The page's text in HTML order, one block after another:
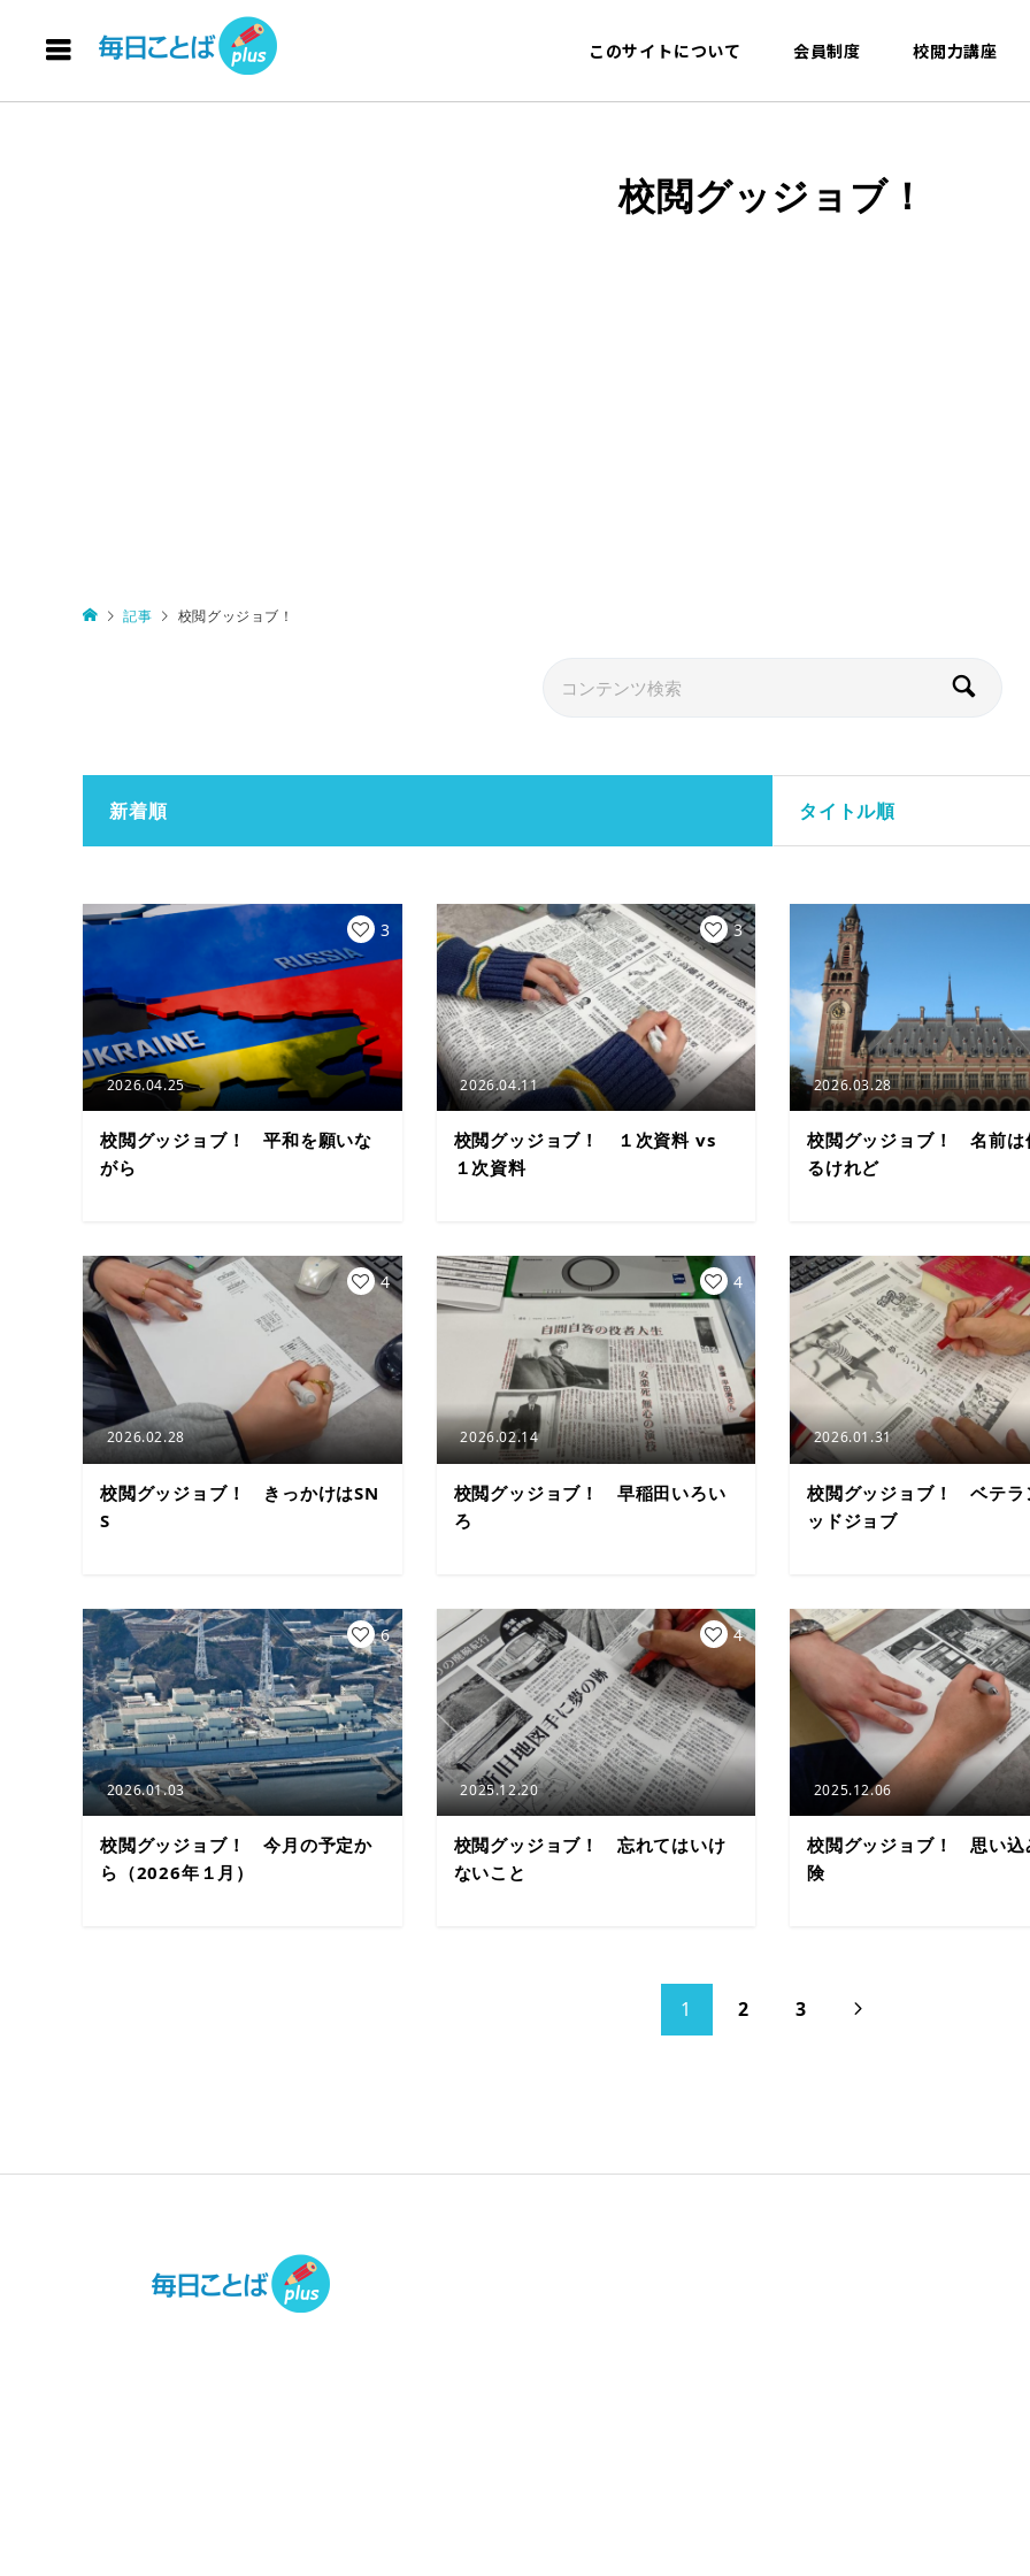
このサイトについて 会員制度 校閲力講座
校閲グッジョブ！
記事 校閲グッジョブ！
新着順 タイトル順
2026.04.25
校閲グッジョブ！ 平和を願いな
がら
3
2026.04.11
校閲グッジョブ！ １次資料 vs
１次資料
3
2026.03.28
校閲グッジョブ！ 名前は
るけれど
2026.02.28
校閲グッジョブ！ きっかけはSN
S
4
2026.02.14
校閲グッジョブ！ 早稲田いろい
ろ
4
2026.01.31
校閲グッジョブ！ ベテラ
ッドジョブ
2026.01.03
校閲グッジョブ！ 今月の予定か
ら（2026年１月）
6
2025.12.20
校閲グッジョブ！ 忘れてはいけ
ないこと
4
2025.12.06
校閲グッジョブ！ 思い込
険
1 2 3 